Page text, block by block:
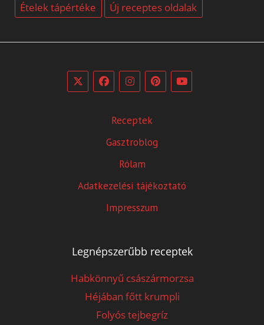
Ételek tápértéke
Új receptes oldalak
Receptek
Gasztroblog
Rólam
Adatkezelési tájékoztató
Impresszum
Legnépszerűbb receptek
Habkönnyű császármorzsa
Héjában főtt krumpli
Folyós tejbegríz